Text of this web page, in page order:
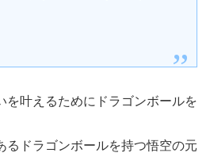
を叶えるためにドラゴンボールを
るドラゴンボールを持つ悟空の元